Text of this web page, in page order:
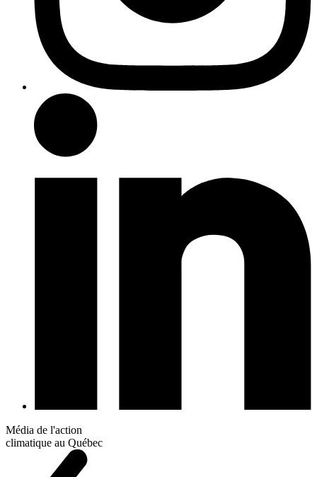
Média de l'action
climatique au Québec